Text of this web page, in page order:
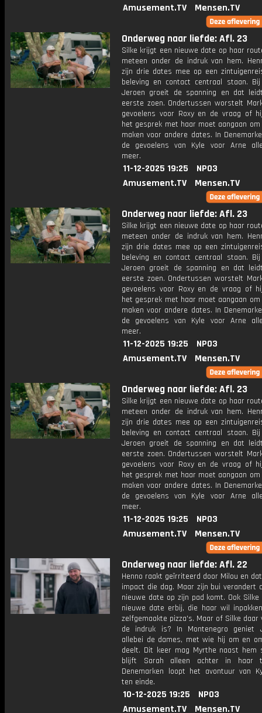
Amusement.TV
Mensen.TV
Onderweg naar liefde: Afl. 23
Silke krijgt een nieuwe date op haar
meteen onder de indruk van hem.
zijn drie dates mee op een
beleving en contact centraal staan.
Jeroen groeit de spanning en dat
eerste zoen. Ondertussen worstelt
gevoelens voor Roxy en de vraag of
het gesprek met haar moet aangaan
maken voor andere dates. In
de gevoelens van Kyle voor Arne
meer.
11-12-2025 19:25
NPO3
Amusement.TV
Mensen.TV
Onderweg naar liefde: Afl. 23
Silke krijgt een nieuwe date op haar
meteen onder de indruk van hem.
zijn drie dates mee op een
beleving en contact centraal staan.
Jeroen groeit de spanning en dat
eerste zoen. Ondertussen worstelt
gevoelens voor Roxy en de vraag of
het gesprek met haar moet aangaan
maken voor andere dates. In
de gevoelens van Kyle voor Arne
meer.
11-12-2025 19:25
NPO3
Amusement.TV
Mensen.TV
Onderweg naar liefde: Afl. 23
Silke krijgt een nieuwe date op haar
meteen onder de indruk van hem.
zijn drie dates mee op een
beleving en contact centraal staan.
Jeroen groeit de spanning en dat
eerste zoen. Ondertussen worstelt
gevoelens voor Roxy en de vraag of
het gesprek met haar moet aangaan
maken voor andere dates. In
de gevoelens van Kyle voor Arne
meer.
11-12-2025 19:25
NPO3
Amusement.TV
Mensen.TV
Onderweg naar liefde: Afl. 22
Henno raakt geïrriteerd door Milou en
impact die dag. Maar zijn bui verandert
nieuwe date op zijn pad komt. Ook
nieuwe date erbij, die haar wil
zelfgemaakte pizza's. Maar of Silke daar
de indruk is? In Montenegro geniet
allebei de dames, met wie hij om en
deelt. Dit keer mag Myrthe naast hem
blijft Sarah alleen achter in haar
Denemarken loopt het avontuur van
ten einde.
10-12-2025 19:25
NPO3
Amusement.TV
Mensen.TV